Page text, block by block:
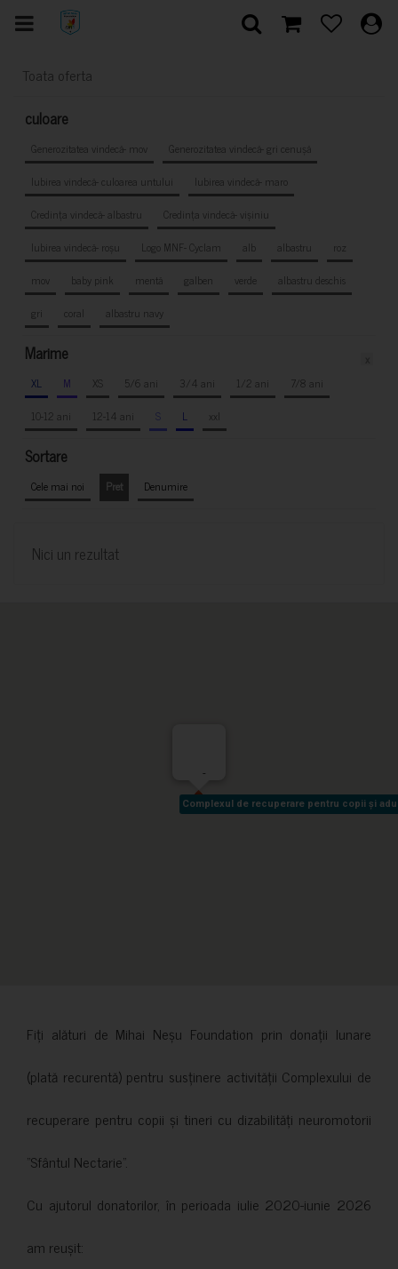
Toata oferta
culoare
Generozitatea vindecă- mov
Generozitatea vindecă- gri cenușă
Iubirea vindecă- culoarea untului
Iubirea vindecă- maro
Credința vindecă- albastru
Credința vindecă- vișiniu
Iubirea vindecă- roșu
Logo MNF- Cyclam alb albastru
roz
mov
baby pink mentă galben verde
albastru deschis
gri
coral albastru navy
Marime
XL M XS 5/6 ani 3/4 ani 1/2 ani
7/8 ani
10-12 ani
12-14 ani S L xxl
Sortare
Cele mai noi Pret Denumire
Nici un rezultat
Complexul de recuperare pentru copii și
Complexul de recuperare pentru copii și
-
Fiți alături de Mihai Neșu Foundation prin donații lunare
(plată recurentă) pentru susținere activității Complexului de
recuperare pentru copii și tineri cu dizabilități neuromotorii
”Sfântul Nectarie”.
Cu ajutorul donatorilor, în perioada iulie 2020-iunie 2026
am reușit: